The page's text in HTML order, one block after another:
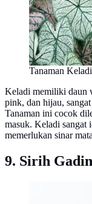
Tanaman
Keladi memiliki daun
pink, dan hijau,
Tanaman ini cocok
masuk. Keladi sangat
memerlukan sinar
9. Sirih